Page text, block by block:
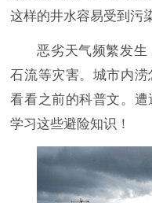
这样的井水容易受到污
恶劣天气频繁发
石流等灾害。城市内
看看之前的科普文。
学习这些避险知识！